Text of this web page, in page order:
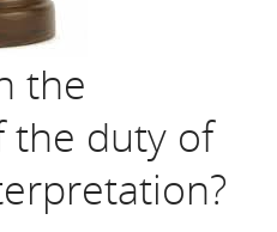
the
the duty of